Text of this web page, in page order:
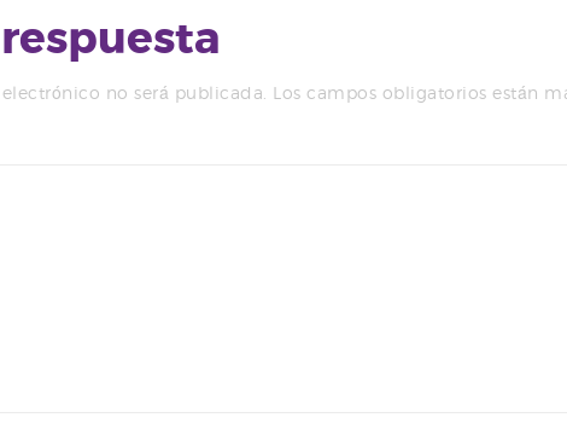
no será publicada. Los campos obligatorios están